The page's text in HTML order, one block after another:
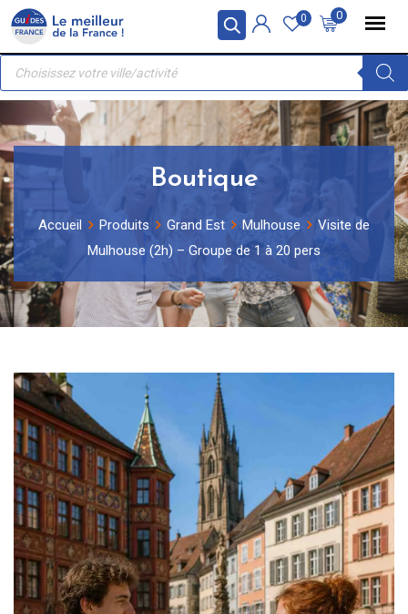
Panneau de gestion des cookies
Skip
content
0
0
Recherche
produits
Boutique
Accueil Produits Grand Est Mulhouse
Visite de
Mulhouse (2h) – Groupe de 1 à 20 pers